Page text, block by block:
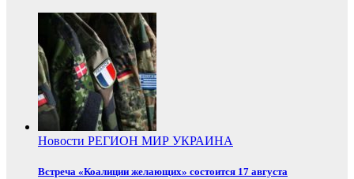
Новости РЕГИОН МИР УКРАИНА
Встреча «Коалиции желающих» состоится 17 августа